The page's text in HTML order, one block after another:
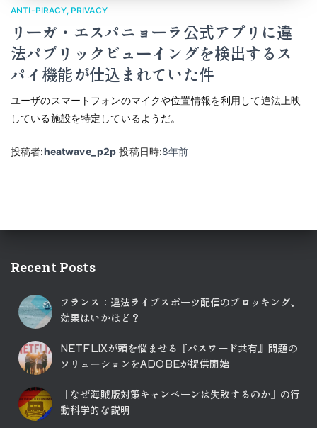
ANTI-PIRACY PRIVACY
リーガ・エスパニョーラ公式アプリに違
法パブリックビューイングを検出するス
パイ機能が仕込まれていた件
ユーザのスマートフォンのマイクや位置情報を利用して違法上映
している施設を特定しているようだ。
投稿者:heatwave_p2p 投稿日時:8年前
Recent Posts
フランス：違法ライブスポーツ配信のブロッキング、
効果はいかほど？
NETFLIXが頭を悩ませる『パスワード共有』問題の
ソリューションをADOBEが提供開始
「なぜ海賊版対策キャンペーンは失敗するのか」の行
動科学的な説明